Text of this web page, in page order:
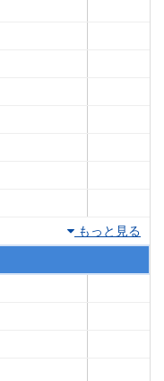
もっと見る